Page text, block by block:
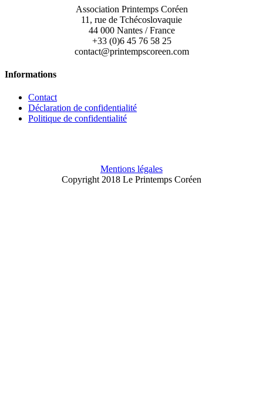
Association Printemps Coréen
11, rue de Tchécoslovaquie
44 000 Nantes / France
+33 (0)6 45 76 58 25
contact@printempscoreen.com
Informations
Contact
Déclaration de confidentialité
Politique de confidentialité
Mentions légales
Copyright 2018 Le Printemps Coréen